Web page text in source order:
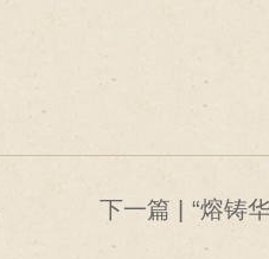
下一篇 |
“熔铸
国青